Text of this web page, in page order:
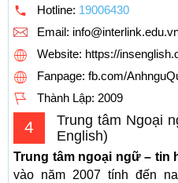
Hotline: 19006430
Email:
Website: https://
Fanpage: fb.com/
Thành Lập: 2009
4
Trung tâm Ngoại
English)
Trung tâm ngoại ngữ – tin
vào năm 2007 tính đến